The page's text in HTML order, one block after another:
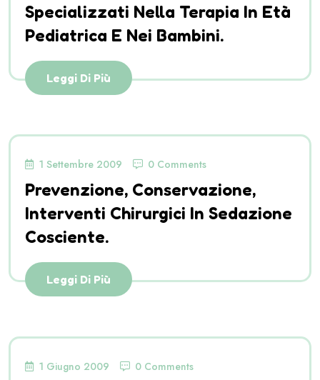
Specializzati Nella Terapia In Età
Pediatrica E Nei Bambini.
Leggi Di Più
1 Settembre 2009 0 Comments
Prevenzione, Conservazione,
Interventi Chirurgici In Sedazione
Cosciente.
Leggi Di Più
1 Giugno 2009 0 Comments